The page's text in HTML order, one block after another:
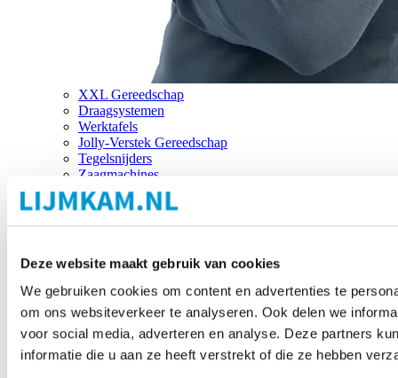
Deze website maakt gebruik van cookies
We gebruiken cookies om content en advertenties te
om ons websiteverkeer te analyseren. Ook delen we
voor social media, adverteren en analyse. Deze partners
informatie die u aan ze heeft verstrekt of die ze hebben
XXL Gereedschap
Draagsystemen
Werktafels
Jolly-Verstek Gereedschap
Tegelsnijders
Zaagmachines
Merken